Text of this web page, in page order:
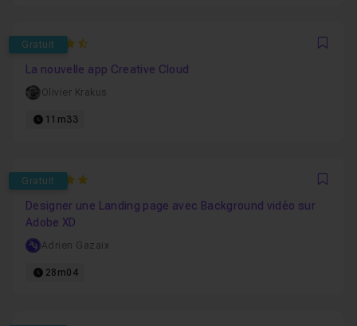
Gratuit
4.75
La nouvelle app Creative Cloud
Olivier Krakus
11m33
Gratuit
5
Designer une Landing page avec Background vidéo sur
Adobe XD
Adrien Gazaix
28m04